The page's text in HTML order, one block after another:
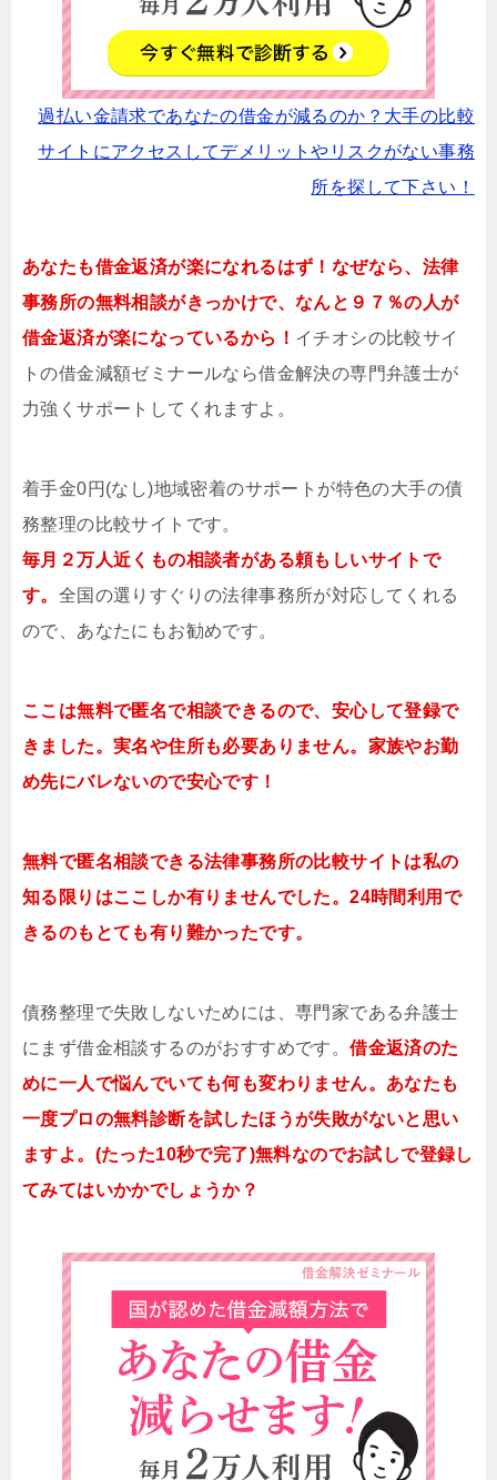
過払い金請求であなたの借金が減るのか？大手の比較
サイトにアクセスしてデメリットやリスクがない事務
所を探して下さい！
あなたも借金返済が楽になれるはず！なぜなら、法律
事務所の無料相談がきっかけで、なんと９７％の人が
借金返済が楽になっているから！ イチオシの比較サイ
トの借金減額ゼミナールなら借金解決の専門弁護士が
力強くサポートしてくれますよ。
着手金0円(なし)地域密着のサポートが特色の大手の債
務整理の比較サイトです。
毎月２万人近くもの相談者がある頼もしいサイトで
す。 全国の選りすぐりの法律事務所が対応してくれる
ので、あなたにもお勧めです。
ここは無料で匿名で相談できるので、安心して登録で
きました。実名や住所も必要ありません。家族やお勤
め先にバレないので安心です！
無料で匿名相談できる法律事務所の比較サイトは私の
知る限りはここしか有りませんでした。24時間利用で
きるのもとても有り難かったです。
債務整理で失敗しないためには、専門家である弁護士
にまず借金相談するのがおすすめです。借金返済のた
めに一人で悩んでいても何も変わりません。あなたも
一度プロの無料診断を試したほうが失敗がないと思い
ますよ。(たった10秒で完了)無料なのでお試しで登録し
てみてはいかかでしょうか？